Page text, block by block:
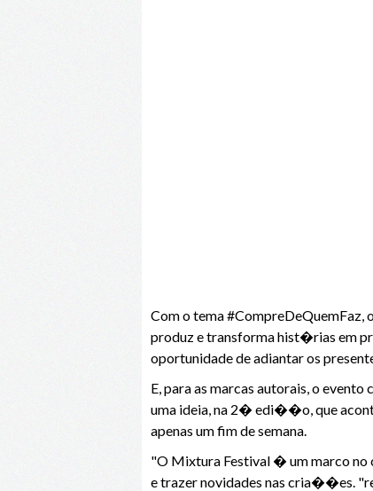
Com o tema
produz e transforma hist�rias em
oportunidade de adiantar os
E, para as marcas autorais, o
uma ideia, na 2� edi��o, que
apenas um fim de semana.
"O Mixtura Festival � um marco
e trazer novidades nas cria��es.